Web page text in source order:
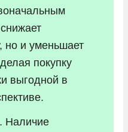
но и уменьшает
покупку
выгодной в
. Наличие